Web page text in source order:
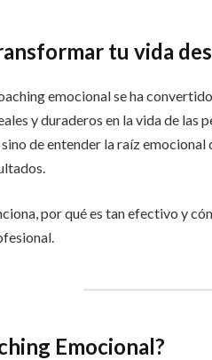
tu vida
emocional se ha
y duraderos en la vida de las
de entender la raíz emocional
por qué es tan efectivo y
Emocional?